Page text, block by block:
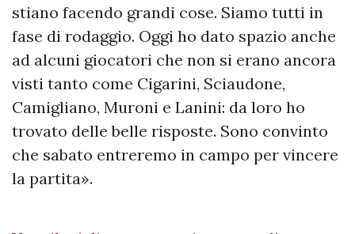
stiano facendo grandi cose. Siamo tutti in
fase di rodaggio. Oggi ho dato spazio anche
ad alcuni giocatori che non si erano ancora
visti tanto come Cigarini, Sciaudone,
Camigliano, Muroni e Lanini: da loro ho
trovato delle belle risposte. Sono convinto
che sabato entreremo in campo per vincere
la partita».